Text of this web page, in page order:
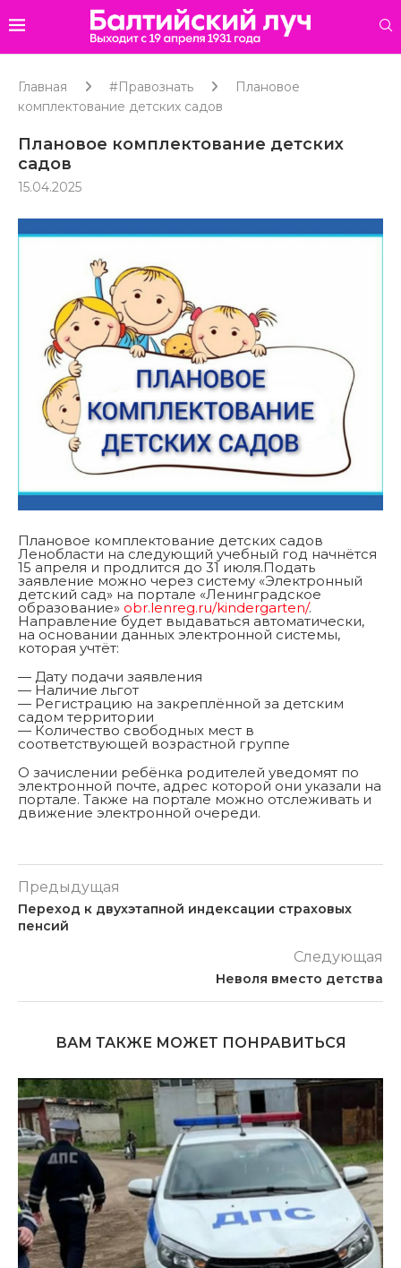
Главная #Правознать
Плановое
комплектование детских садов
Плановое комплектование детских
садов
15.04.2025
Плановое комплектование детских садов
Ленобласти на следующий учебный год начнётся
15 апреля и продлится до 31 июля.Подать
заявление можно через систему «Электронный
детский сад» на портале «Ленинградское
образование» obr.lenreg.ru/kindergarten/.
Направление будет выдаваться автоматически,
на основании данных электронной системы,
которая учтёт:
— Дату подачи заявления
— Наличие льгот
— Регистрацию на закреплённой за детским
садом территории
— Количество свободных мест в
соответствующей возрастной группе
О зачислении ребёнка родителей уведомят по
электронной почте, адрес которой они указали на
портале. Также на портале можно отслеживать и
движение электронной очереди.
Предыдущая
Переход к двухэтапной индексации страховых
пенсий
Следующая
Неволя вместо детства
ВАМ ТАКЖЕ МОЖЕТ ПОНРАВИТЬСЯ